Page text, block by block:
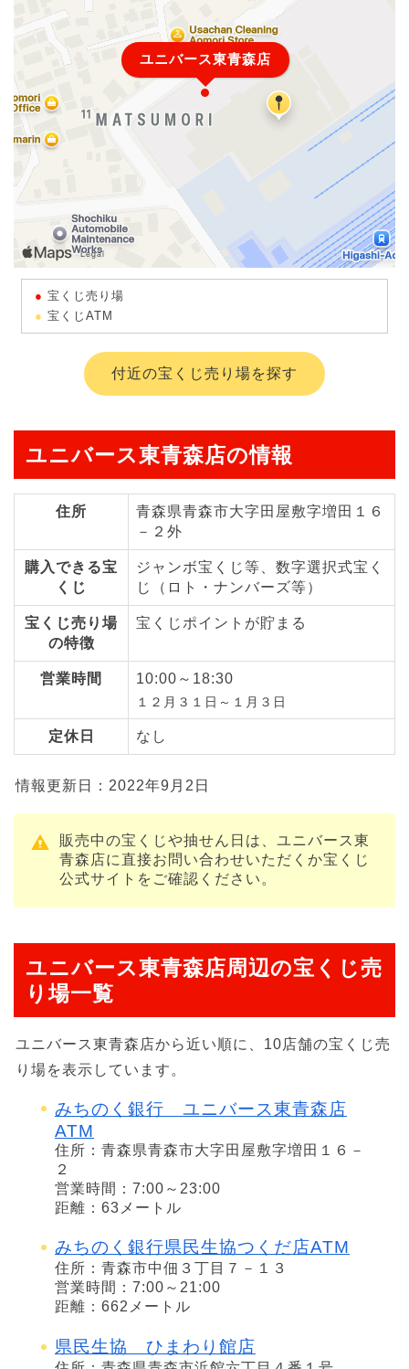
ユニバース東青森店
宝くじ売り場
宝くじATM
付近の宝くじ売り場を探す
ユニバース東青森店の情報
住所
青森県青森市大字田屋敷字増田１６
－２外
購入できる宝
くじ
ジャンボ宝くじ等、数字選択式宝く
じ（ロト・ナンバーズ等）
宝くじ売り場
の特徴
宝くじポイントが貯まる
営業時間 10:00～18:30
１２月３１日～１月３日
定休日 なし
情報更新日：2022年9月2日
販売中の宝くじや抽せん日は、ユニバース東
青森店に直接お問い合わせいただくか宝くじ
公式サイトをご確認ください。
ユニバース東青森店周辺の宝くじ売
り場一覧
ユニバース東青森店から近い順に、10店舗の宝くじ売
り場を表示しています。
みちのく銀行 ユニバース東青森店
ATM
住所：青森県青森市大字田屋敷字増田１６－
２
営業時間：7:00～23:00
距離：63メートル
みちのく銀行県民生協つくだ店ATM
住所：青森市中佃３丁目７－１３
営業時間：7:00～21:00
距離：662メートル
県民生協 ひまわり館店